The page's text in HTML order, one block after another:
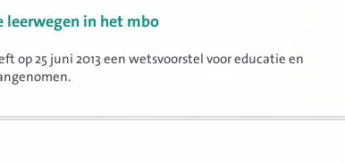
leerwegen in het mbo
op 25 juni 2013 een wetsvoorstel voor educatie en